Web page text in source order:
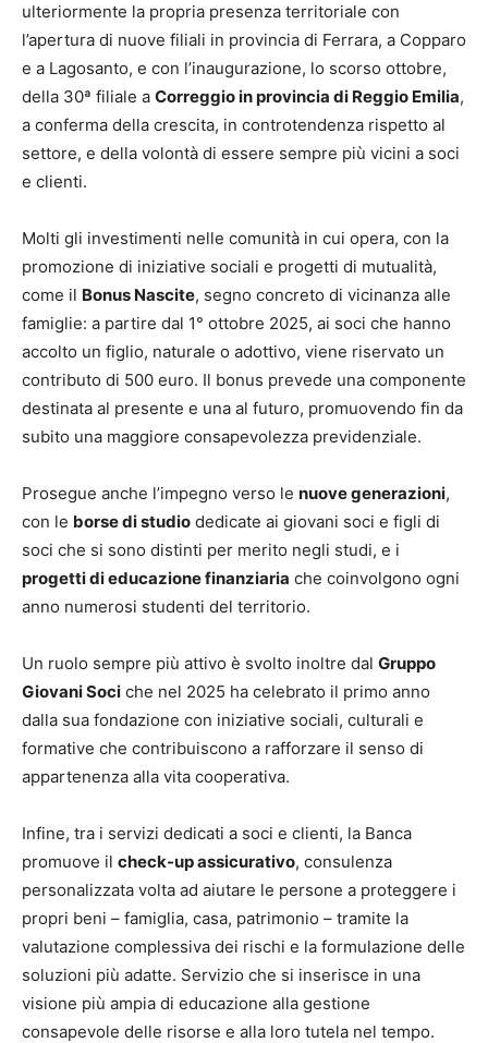
ulteriormente la propria presenza territoriale con
l’apertura di nuove filiali in provincia di Ferrara, a Copparo
e a Lagosanto, e con l’inaugurazione, lo scorso ottobre,
della 30ª filiale a Correggio in provincia di Reggio Emilia,
a conferma della crescita, in controtendenza rispetto al
settore, e della volontà di essere sempre più vicini a soci
e clienti.
Molti gli investimenti nelle comunità in cui opera, con la
promozione di iniziative sociali e progetti di mutualità,
come il Bonus Nascite, segno concreto di vicinanza alle
famiglie: a partire dal 1° ottobre 2025, ai soci che hanno
accolto un figlio, naturale o adottivo, viene riservato un
contributo di 500 euro. Il bonus prevede una componente
destinata al presente e una al futuro, promuovendo fin da
subito una maggiore consapevolezza previdenziale.
Prosegue anche l’impegno verso le nuove generazioni,
con le borse di studio dedicate ai giovani soci e figli di
soci che si sono distinti per merito negli studi, e i
progetti di educazione finanziaria che coinvolgono ogni
anno numerosi studenti del territorio.
Un ruolo sempre più attivo è svolto inoltre dal Gruppo
Giovani Soci che nel 2025 ha celebrato il primo anno
dalla sua fondazione con iniziative sociali, culturali e
formative che contribuiscono a rafforzare il senso di
appartenenza alla vita cooperativa.
Infine, tra i servizi dedicati a soci e clienti, la Banca
promuove il check-up assicurativo, consulenza
personalizzata volta ad aiutare le persone a proteggere i
propri beni – famiglia, casa, patrimonio – tramite la
valutazione complessiva dei rischi e la formulazione delle
soluzioni più adatte. Servizio che si inserisce in una
visione più ampia di educazione alla gestione
consapevole delle risorse e alla loro tutela nel tempo.